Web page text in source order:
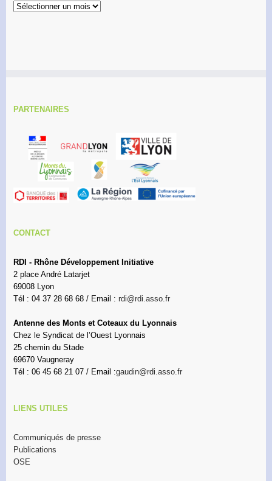
Archives
PARTENAIRES
CONTACT
RDI - Rhône Développement Initiative
2 place André Latarjet
69008 Lyon
Tél : 04 37 28 68 68 / Email : rdi@rdi.asso.fr
Antenne des Monts et Coteaux du Lyonnais
Chez le Syndicat de l’Ouest Lyonnais
25 chemin du Stade
69670 Vaugneray
Tél : 06 45 68 21 07 / Email :gaudin@rdi.asso.fr
LIENS UTILES
Communiqués de presse
Publications
OSE